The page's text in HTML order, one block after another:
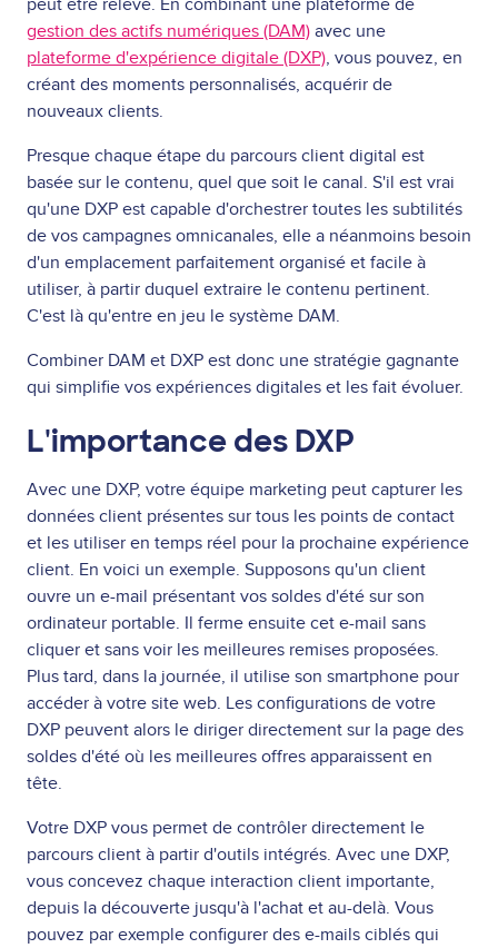
gestion des actifs numériques (DAM) avec une
plateforme d'expérience digitale (DXP), vous pouvez, en
créant des moments personnalisés, acquérir de
nouveaux clients.
Presque chaque étape du parcours client digital est
basée sur le contenu, quel que soit le canal. S'il est vrai
qu'une DXP est capable d'orchestrer toutes les subtilités
de vos campagnes omnicanales, elle a néanmoins besoin
d'un emplacement parfaitement organisé et facile à
utiliser, à partir duquel extraire le contenu pertinent.
C'est là qu'entre en jeu le système DAM.
Combiner DAM et DXP est donc une stratégie gagnante
qui simplifie vos expériences digitales et les fait évoluer.
L'importance des DXP
Avec une DXP, votre équipe marketing peut capturer les
données client présentes sur tous les points de contact
et les utiliser en temps réel pour la prochaine expérience
client. En voici un exemple. Supposons qu'un client
ouvre un e-mail présentant vos soldes d'été sur son
ordinateur portable. Il ferme ensuite cet e-mail sans
cliquer et sans voir les meilleures remises proposées.
Plus tard, dans la journée, il utilise son smartphone pour
accéder à votre site web. Les configurations de votre
DXP peuvent alors le diriger directement sur la page des
soldes d'été où les meilleures offres apparaissent en
tête.
Votre DXP vous permet de contrôler directement le
parcours client à partir d'outils intégrés. Avec une DXP,
vous concevez chaque interaction client importante,
depuis la découverte jusqu'à l'achat et au-delà. Vous
pouvez par exemple configurer des e-mails ciblés qui